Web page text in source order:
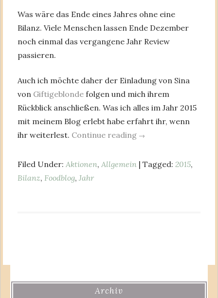
Was wäre das Ende eines Jahres ohne eine
Bilanz. Viele Menschen lassen Ende Dezember
noch einmal das vergangene Jahr Review
passieren.
Auch ich möchte daher der Einladung von Sina
von Giftigeblonde folgen und mich ihrem
Rückblick anschließen. Was ich alles im Jahr 2015
mit meinem Blog erlebt habe erfahrt ihr, wenn
ihr weiterlest. Continue reading →
Filed Under: Aktionen, Allgemein | Tagged: 2015,
Bilanz, Foodblog, Jahr
Archiv